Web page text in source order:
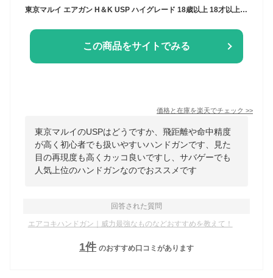
この商品をサイトでみる
価格と在庫を楽天でチェック >>
東京マルイのUSPはどうですか、飛距離や命中精度
が高く初心者でも扱いやすいハンドガンです、見た
目の再現度も高くカッコ良いですし、サバゲーでも
人気上位のハンドガンなのでおススメです
回答された質問
エアコキハンドガン｜威力最強なものなどおすすめを教えて！
1件 のおすすめ口コミがあります